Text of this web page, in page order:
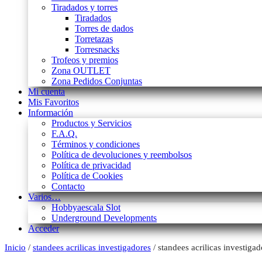
Tiradados y torres
Tiradados
Torres de dados
Torretazas
Torresnacks
Trofeos y premios
Zona OUTLET
Zona Pedidos Conjuntas
Mi cuenta
Mis Favoritos
Información
Productos y Servicios
F.A.Q.
Términos y condiciones
Política de devoluciones y reembolsos
Política de privacidad
Política de Cookies
Contacto
Varios…
Hobbyaescala Slot
Underground Developments
Acceder
Inicio / standees acrilicas investigadores / standees acrilicas